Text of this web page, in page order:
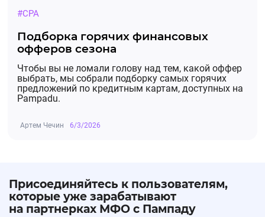
#CPA
Подборка горячих финансовых
офферов сезона
Чтобы вы не ломали голову над тем, какой оффер
выбрать, мы собрали подборку самых горячих
предложений по кредитным картам, доступных на
Pampadu.
Артем Чечин 6/3/2026
Присоединяйтесь к пользователям,
которые уже зарабатывают
на партнерках МФО с Пампаду